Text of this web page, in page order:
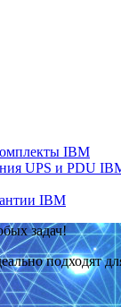
IBM
UPS и PDU
IBM
задач!
подходят